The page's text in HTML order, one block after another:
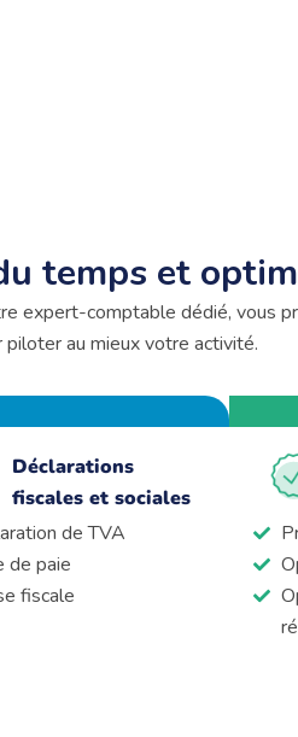
temps et
expert-comptable dédié, vous
piloter au mieux votre activité.
Déclarations
fiscales et sociales
de TVA
de paie
fiscale